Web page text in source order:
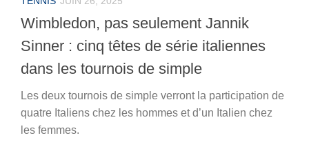
Wimbledon, pas seulement Jannik
Sinner : cinq têtes de série italiennes
dans les tournois de simple
Les deux tournois de simple verront la participation de
quatre Italiens chez les hommes et d’un Italien chez
les femmes.